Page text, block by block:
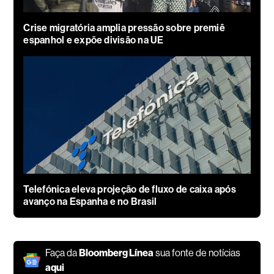
Crise migratória amplia pressão sobre premiê
espanhol e expõe divisão na UE
Telefónica eleva projeção de fluxo de caixa após
avanço na Espanha e no Brasil
Faça daBloomberg Línea sua fonte de notícias
aqui